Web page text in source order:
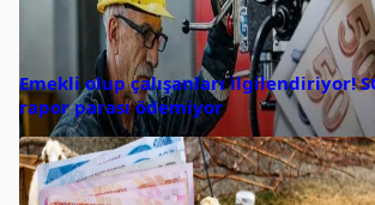
Emekli olup çalışanları ilgilendiriyor!
rapor parası ödemiyor